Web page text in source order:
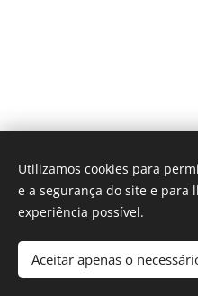
IGREJA
Diocese do
Utilizamos cookies para
e a segurança do site e para
experiência possível.
Aceitar apenas o